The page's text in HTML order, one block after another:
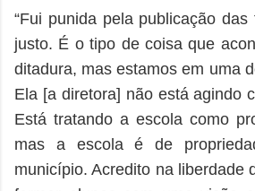
“Fui punida pela publicação
justo. É o tipo de coisa que
ditadura, mas estamos em uma
Ela [a diretora] não está agindo
Está tratando a escola como
mas a escola é de
município. Acredito na liberdade